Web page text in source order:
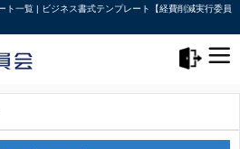
ト一覧 | ビジネス書式テンプレート【経費削減実行委員